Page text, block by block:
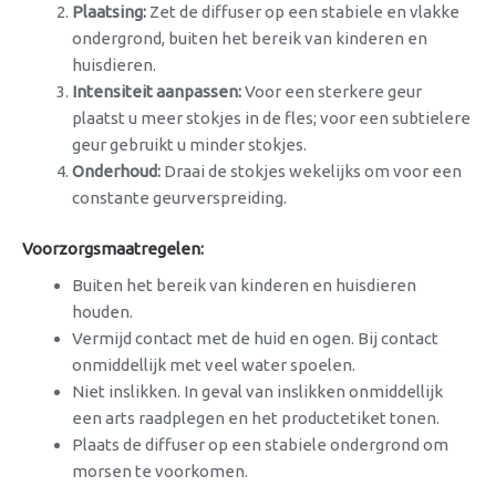
Plaatsing: Zet de diffuser op een stabiele en vlakke
ondergrond, buiten het bereik van kinderen en
huisdieren.
Intensiteit aanpassen:Voor een sterkere geur
plaatst u meer stokjes in de fles; voor een subtielere
geur gebruikt u minder stokjes.
Onderhoud: Draai de stokjes wekelijks om voor een
constante geurverspreiding.
Voorzorgsmaatregelen:
Buiten het bereik van kinderen en huisdieren
houden.
Vermijd contact met de huid en ogen. Bij contact
onmiddellijk met veel water spoelen.
Niet inslikken. In geval van inslikken onmiddellijk
een arts raadplegen en het productetiket tonen.
Plaats de diffuser op een stabiele ondergrond om
morsen te voorkomen.